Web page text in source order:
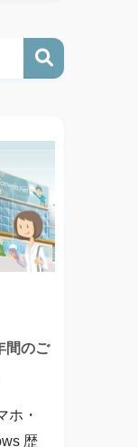
間のご
ホ・
歴